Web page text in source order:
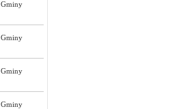
Gminy
Gminy
Gminy
Gminy